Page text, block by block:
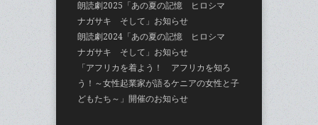
朗読劇2025「あの夏の記憶 ヒロシマ
ナガサキ そして」お知らせ
朗読劇2024「あの夏の記憶 ヒロシマ
ナガサキ そして」お知らせ
「アフリカを着よう！ アフリカを知ろ
う！～女性起業家が語るケニアの女性と子
どもたち～」開催のお知らせ